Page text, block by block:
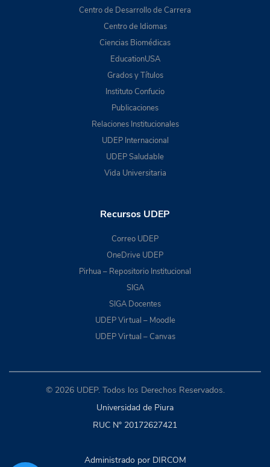
Centro de Desarrollo de Carrera
Centro de Idiomas
Ciencias Biomédicas
EducationUSA
Grados y Títulos
Instituto Confucio
Publicaciones
Relaciones Institucionales
UDEP Internacional
UDEP Saludable
Vida Universitaria
Recursos UDEP
Correo UDEP
OneDrive UDEP
Pirhua – Repositorio Institucional
SIGA
SIGA Docentes
UDEP Virtual – Moodle
UDEP Virtual – Canvas
© 2026 UDEP. Todos los Derechos Reservados.
Universidad de Piura
RUC N° 20172627421
Administrado por DIRCOM